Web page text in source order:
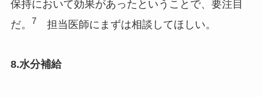
保持において効果があったということで、要注目
だ。 7 担当医師にまずは相談してほしい。
8.水分補給